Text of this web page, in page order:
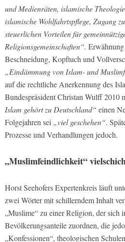
und Medienräten, islamische
islamische Wohlfahrtspflege, Zugang
steuerlichen Vorteilen für
Religionsgemeinschaften“.
Beschneidung, Kopftuch und
„Eindämmung von Islam- und
auf die rechtliche Anerkennung des
Bundespräsident Christan Wulff 2010
Islam gehört zu Deutschland“ einen
Folgejahren sei „viel geschehen“.
Prozesse und Verhandlungen jedoch.
„Muslimfeindlichkeit“
Horst Seehofers Expertenkreis läuft
zwei Wörter mit schillerndem Inhalt
„Muslime“ zu einer Religion, der sich
Bevölkerungsanteile zuordnen, die
„Konfessionen“, theologischen